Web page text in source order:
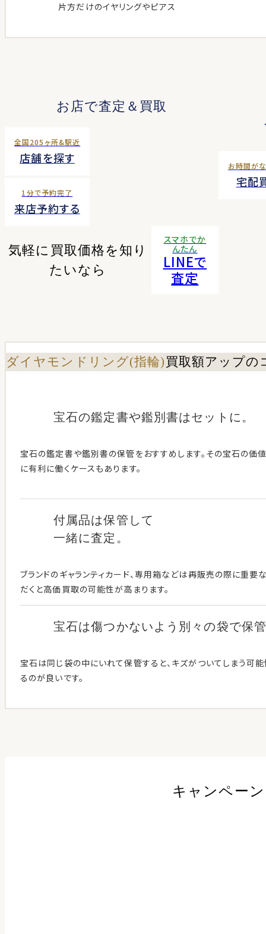
片方だけのイヤリングやピアス
お店で査定＆買取
全国205ヶ所&駅近
店舗を探す
1分で予約完了
来店予約する
お時間が
宅配
気軽に買取価格を知り
たいなら
スマホでか
んたん
LINEで
査定
ダイヤモンドリング(指輪) 買取額アップの
宝石の鑑定書や鑑別書はセットに。
宝石の鑑定書や鑑別書の保管をおすすめします。その宝石の
に有利に働くケースもあります。
付属品は保管して
一緒に査定。
ブランドのギャランティカード、専用箱などは再販売の際に重要
だくと高価買取の可能性が高まります。
宝石は傷つかないよう別々の袋で保
宝石は同じ袋の中にいれて保管すると、キズがついてしまう可
るのが良いです。
キャンペーン